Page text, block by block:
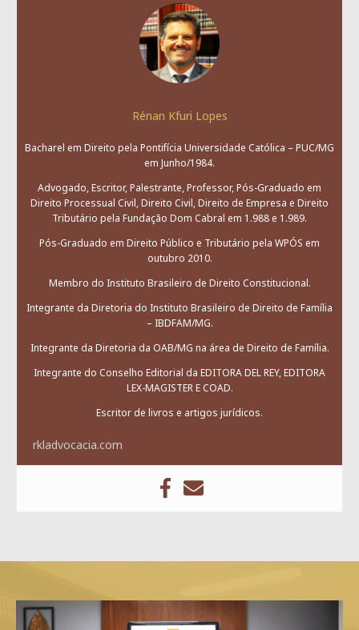
Rénan Kfuri Lopes
Bacharel em Direito pela Pontifícia Universidade Católica – PUC/MG
em Junho/1984.
Advogado, Escritor, Palestrante, Professor, Pós-Graduado em
Direito Processual Civil, Direito Civil, Direito de Empresa e Direito
Tributário pela Fundação Dom Cabral em 1.988 e 1.989.
Pós-Graduado em Direito Público e Tributário pela WPÓS em
outubro 2010.
Membro do Instituto Brasileiro de Direito Constitucional.
Integrante da Diretoria do Instituto Brasileiro de Direito de Família
– IBDFAM/MG.
Integrante da Diretoria da OAB/MG na área de Direito de Família.
Integrante do Conselho Editorial da EDITORA DEL REY, EDITORA
LEX-MAGISTER E COAD.
Escritor de livros e artigos jurídicos.
rkladvocacia.com